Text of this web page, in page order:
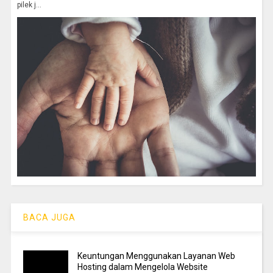
pilek j...
BACA JUGA
Keuntungan Menggunakan Layanan Web
Hosting dalam Mengelola Website